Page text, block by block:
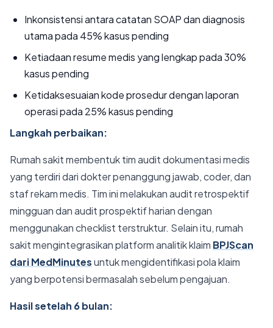
Inkonsistensi antara catatan SOAP dan diagnosis
utama pada 45% kasus pending
Ketiadaan resume medis yang lengkap pada 30%
kasus pending
Ketidaksesuaian kode prosedur dengan laporan
operasi pada 25% kasus pending
Langkah perbaikan:
Rumah sakit membentuk tim audit dokumentasi medis
yang terdiri dari dokter penanggung jawab, coder, dan
staf rekam medis. Tim ini melakukan audit retrospektif
mingguan dan audit prospektif harian dengan
menggunakan checklist terstruktur. Selain itu, rumah
sakit mengintegrasikan platform analitik klaim BPJScan
dari MedMinutesuntuk mengidentifikasi pola klaim
yang berpotensi bermasalah sebelum pengajuan.
Hasil setelah 6 bulan: